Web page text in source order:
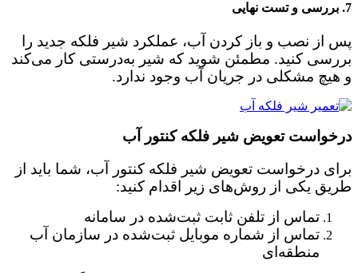
7. بررسی و تست نهایی
پس از نصب و باز کردن آب، عملکرد شیر فلکه جدید را
بررسی کنید. مطمئن شوید که شیر به‌درستی کار می‌کند
و هیچ مشکلی در جریان آب وجود ندارد.
درخواست تعویض شیر فلکه کنتور آب
برای درخواست تعویض شیر فلکه کنتور آب، شما باید از
طریق یکی از روش‌های زیر اقدام کنید:
تماس از تلفن ثابت ثبت‌شده در سامانه
تماس از شماره موبایل ثبت‌شده در سازمان آب
منطقه‌ای